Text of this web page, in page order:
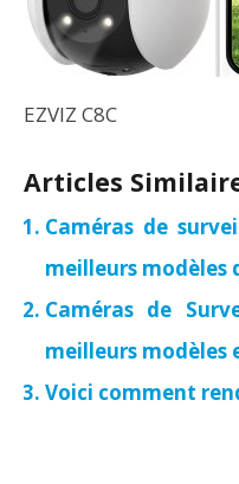
EZVIZ C8C
Articles
Caméras de
meilleurs modèles
Caméras de
meilleurs modèles
Voici comment